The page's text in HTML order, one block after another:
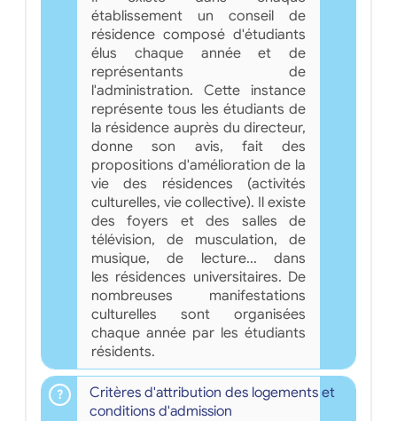
établissement un conseil de
résidence composé d'étudiants
élus chaque année et de
représentants de
l'administration. Cette instance
représente tous les étudiants de
la résidence auprès du directeur,
donne son avis, fait des
propositions d'amélioration de la
vie des résidences (activités
culturelles, vie collective). Il existe
des foyers et des salles de
télévision, de musculation, de
musique, de lecture... dans
les résidences universitaires. De
nombreuses manifestations
culturelles sont organisées
chaque année par les étudiants
résidents.
Critères d'attribution des logements et
conditions d'admission